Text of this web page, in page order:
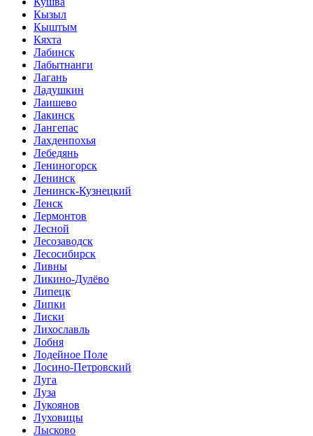
Кызыл
Кыштым
Кяхта
Лабинск
Лабытнанги
Лагань
Ладушкин
Лаишево
Лакинск
Лангепас
Лахденпохья
Лебедянь
Лениногорск
Ленинск
Ленинск-Кузнецкий
Ленск
Лермонтов
Лесной
Лесозаводск
Лесосибирск
Ливны
Ликино-Дулёво
Липецк
Липки
Лиски
Лихославль
Лобня
Лодейное Поле
Лосино-Петровский
Луга
Луза
Лукоянов
Луховицы
Лысково